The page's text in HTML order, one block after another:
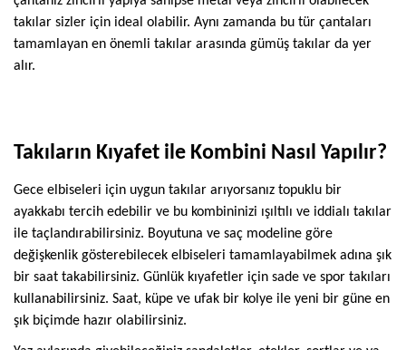
takılar sizler için ideal olabilir. Aynı zamanda bu tür çantaları
tamamlayan en önemli takılar arasında gümüş takılar da yer
alır.
Takıların Kıyafet ile Kombini Nasıl Yapılır?
Gece elbiseleri için uygun takılar arıyorsanız topuklu bir
ayakkabı tercih edebilir ve bu kombininizi ışıltılı ve iddialı takılar
ile taçlandırabilirsiniz. Boyutuna ve saç modeline göre
değişkenlik gösterebilecek elbiseleri tamamlayabilmek adına şık
bir saat takabilirsiniz. Günlük kıyafetler için sade ve spor takıları
kullanabilirsiniz. Saat, küpe ve ufak bir kolye ile yeni bir güne en
şık biçimde hazır olabilirsiniz.